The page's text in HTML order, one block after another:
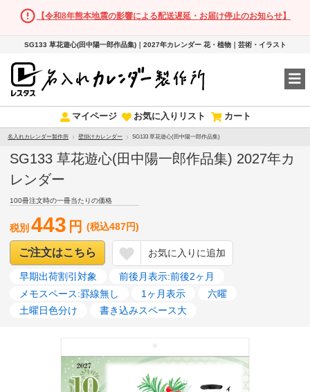
【令和8年熊本地震の影響による配送遅延・お届け停止のお知らせ】
SG133 草花遊心(田中陽一郎作品集)｜2027年カレンダー 花・植物｜芸術・イラスト
マイページ お気に入りリスト カート
名入れカレンダー製作所 壁掛けカレンダー SG133 草花遊心(田中陽一郎作品集)
SG133 草花遊心(田中陽一郎作品集) 2027年カ
レンダー
100冊注文時の一冊当たりの価格
税別443 円 (税込487円)
ご注文はこちら お気に入りに追加
早期出荷割引対象
前後月表示:前後2ヶ月
メモスペース:罫線無し
1ヶ月表示
六曜
土曜日色分け
書き込みスペース大